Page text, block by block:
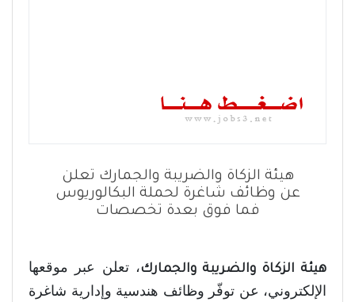
هيئة الزكاة والضريبة والجمارك تعلن
عن وظائف شاغرة لحملة البكالوريوس
فما فوق بعدة تخصصات
هيئة الزكاة والضريبة والجمارك، تعلن عبر موقعها
الإلكتروني، عن توفّر وظائف هندسية وإدارية شاغرة